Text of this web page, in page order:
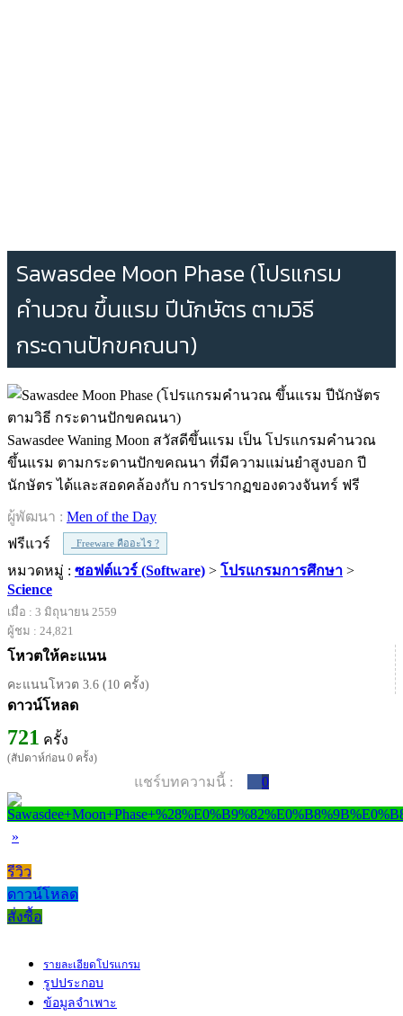
Sawasdee Moon Phase (โปรแกรม
คำนวณ ขึ้นแรม ปีนักษัตร ตามวิธี
กระดานปักขคณนา)
Sawasdee Waning Moon สวัสดีขึ้นแรม เป็น โปรแกรมคำนวณ
ขึ้นแรม ตามกระดานปักขคณนา ที่มีความแม่นยำสูงบอก ปี
นักษัตร ได้และสอดคล้องกับ การปรากฏของดวงจันทร์ ฟรี
ผู้พัฒนา : Men of the Day
ฟรีแวร์
Freeware คืออะไร ?
หมวดหมู่ : ซอฟต์แวร์ (Software) > โปรแกรมการศึกษา >
Science
เมื่อ : 3 มิถุนายน 2559
ผู้ชม : 24,821
โหวตให้คะแนน
คะแนนโหวต 3.6 (10 ครั้ง)
ดาวน์โหลด
721 ครั้ง
(สัปดาห์ก่อน 0 ครั้ง)
แชร์บทความนี้ : 0
»
รีวิว
ดาวน์โหลด
สั่งซื้อ
รายละเอียดโปรแกรม
รูปประกอบ
ข้อมูลจำเพาะ